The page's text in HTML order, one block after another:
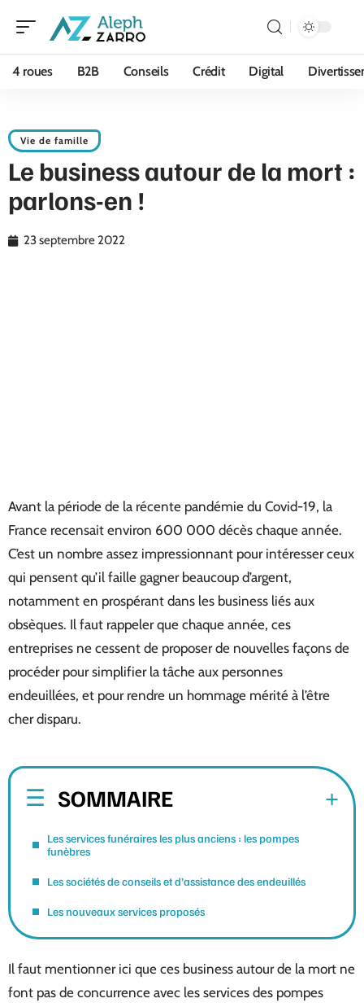
4 roues B2B Conseils Crédit Digital
Vie de famille
Le business autour de la mort :
parlons-en !
23 septembre 2022
Avant la période de la récente pandémie du Covid-19, la
France recensait environ 600 000 décès chaque année.
C’est un nombre assez impressionnant pour intéresser ceux
qui pensent qu’il faille gagner beaucoup d’argent,
notamment en prospérant dans les business liés aux
obsèques. Il faut rappeler que chaque année, ces
entreprises ne cessent de proposer de nouvelles façons de
procéder pour simplifier la tâche aux personnes
endeuillées, et pour rendre un hommage mérité à l’être
cher disparu.
SOMMAIRE
Les services funéraires les plus anciens : les pompes
funèbres
Les sociétés de conseils et d’assistance des endeuillés
Les nouveaux services proposés
Il faut mentionner ici que ces business autour de la mort ne
font pas de concurrence avec les services des pompes